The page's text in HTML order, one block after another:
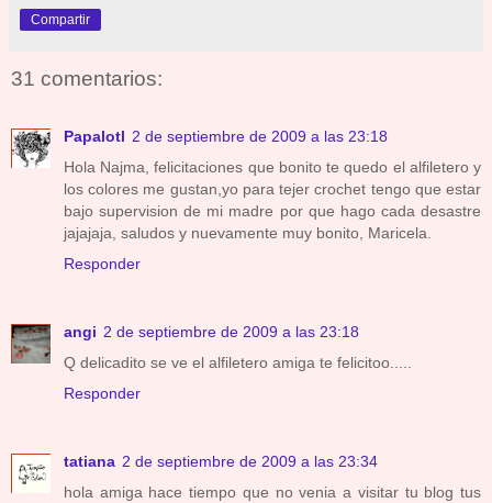
Compartir
31 comentarios:
Papalotl 2 de septiembre de 2009 a las 23:18
Hola Najma, felicitaciones que bonito te quedo el alfiletero y
los colores me gustan,yo para tejer crochet tengo que estar
bajo supervision de mi madre por que hago cada desastre
jajajaja, saludos y nuevamente muy bonito, Maricela.
Responder
angi 2 de septiembre de 2009 a las 23:18
Q delicadito se ve el alfiletero amiga te felicitoo.....
Responder
tatiana 2 de septiembre de 2009 a las 23:34
hola amiga hace tiempo que no venia a visitar tu blog tus